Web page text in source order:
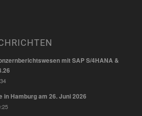
mit SAP S/4HANA &
in Hamburg am 26. Juni 2026